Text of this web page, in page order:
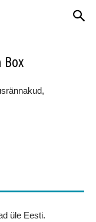
Box
üle Eesti.